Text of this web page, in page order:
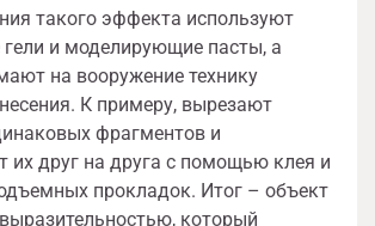
такого эффекта используют
и моделирующие пасты, а
на вооружение технику
К примеру, вырезают
фрагментов и
их друг на друга с помощью клея и
прокладок. Итог – объект
который